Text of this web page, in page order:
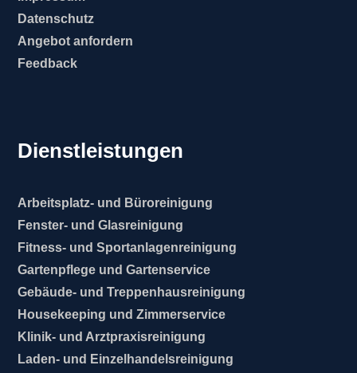
Datenschutz
Angebot anfordern
Feedback
Dienstleistungen
Arbeitsplatz- und Büroreinigung
Fenster- und Glasreinigung
Fitness- und Sportanlagenreinigung
Gartenpflege und Gartenservice
Gebäude- und Treppenhausreinigung
Housekeeping und Zimmerservice
Klinik- und Arztpraxisreinigung
Laden- und Einzelhandelsreinigung